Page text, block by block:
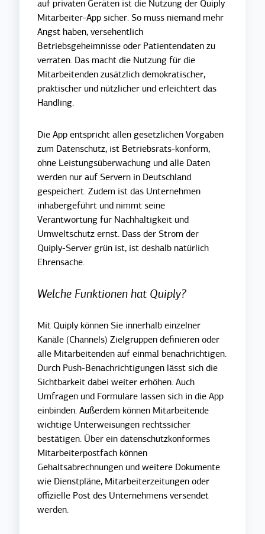
auf privaten Geräten ist die Nutzung der Quiply
Mitarbeiter-App sicher. So muss niemand mehr
Angst haben, versehentlich
Betriebsgeheimnisse oder Patientendaten zu
verraten. Das macht die Nutzung für die
Mitarbeitenden zusätzlich demokratischer,
praktischer und nützlicher und erleichtert das
Handling.
Die App entspricht allen gesetzlichen Vorgaben
zum Datenschutz, ist Betriebsrats-konform,
ohne Leistungsüberwachung und alle Daten
werden nur auf Servern in Deutschland
gespeichert. Zudem ist das Unternehmen
inhabergeführt und nimmt seine
Verantwortung für Nachhaltigkeit und
Umweltschutz ernst. Dass der Strom der
Quiply-Server grün ist, ist deshalb natürlich
Ehrensache.
Welche Funktionen hat Quiply?
Mit Quiply können Sie innerhalb einzelner
Kanäle (Channels) Zielgruppen definieren oder
alle Mitarbeitenden auf einmal benachrichtigen.
Durch Push-Benachrichtigungen lässt sich die
Sichtbarkeit dabei weiter erhöhen. Auch
Umfragen und Formulare lassen sich in die App
einbinden. Außerdem können Mitarbeitende
wichtige Unterweisungen rechtssicher
bestätigen. Über ein datenschutzkonformes
Mitarbeiterpostfach können
Gehaltsabrechnungen und weitere Dokumente
wie Dienstpläne, Mitarbeiterzeitungen oder
offizielle Post des Unternehmens versendet
werden.